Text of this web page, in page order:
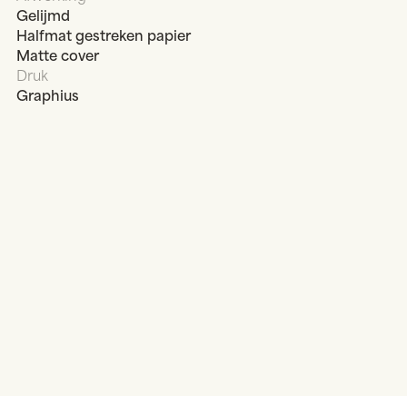
Gelijmd
Halfmat gestreken papier
Matte cover
Druk
Graphius